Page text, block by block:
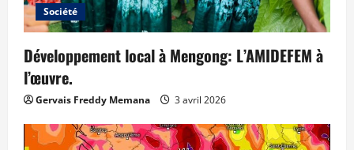
Société
Développement local à Mengong: L’AMIDEFEM à
l’œuvre.
Gervais Freddy Memana 3 avril 2026